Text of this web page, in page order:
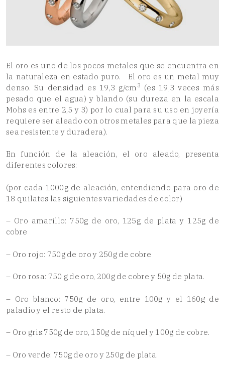
El oro es uno de los pocos metales que se encuentra en
la naturaleza en estado puro. El oro es un metal muy
denso. Su densidad es 19,3 g/cm 3 (es 19,3 veces más
pesado que el agua) y blando (su dureza en la escala
Mohs es entre 2,5 y 3) por lo cual para su uso en joyería
requiere ser aleado con otros metales para que la pieza
sea resistente y duradera).
En función de la aleación, el oro aleado, presenta
diferentes colores:
(por cada 1000g de aleación, entendiendo para oro de
18 quilates las siguientes variedades de color)
– Oro amarillo: 750g de oro, 125g de plata y 125g de
cobre
– Oro rojo: 750g de oro y 250g de cobre
– Oro rosa: 750 g de oro, 200g de cobre y 50g de plata.
– Oro blanco: 750g de oro, entre 100g y el 160g de
paladio y el resto de plata.
– Oro gris:750g de oro, 150g de níquel y 100g de cobre.
– Oro verde: 750g de oro y 250g de plata.